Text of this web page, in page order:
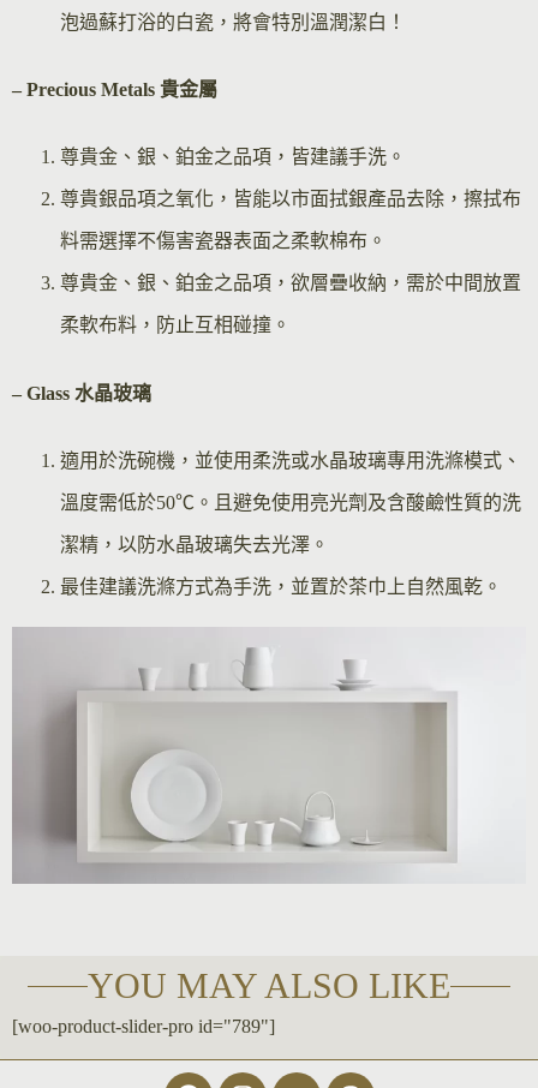
泡過蘇打浴的白瓷，將會特別溫潤潔白！
– Precious Metals 貴金屬
尊貴金、銀、鉑金之品項，皆建議手洗。
尊貴銀品項之氧化，皆能以市面拭銀產品去除，擦拭布
料需選擇不傷害瓷器表面之柔軟棉布。
尊貴金、銀、鉑金之品項，欲層疊收納，需於中間放置
柔軟布料，防止互相碰撞。
– Glass 水晶玻璃
適用於洗碗機，並使用柔洗或水晶玻璃專用洗滌模式、
溫度需低於50℃。且避免使用亮光劑及含酸鹼性質的洗
潔精，以防水晶玻璃失去光澤。
最佳建議洗滌方式為手洗，並置於茶巾上自然風乾。
YOU MAY ALSO LIKE
[woo-product-slider-pro id="789"]